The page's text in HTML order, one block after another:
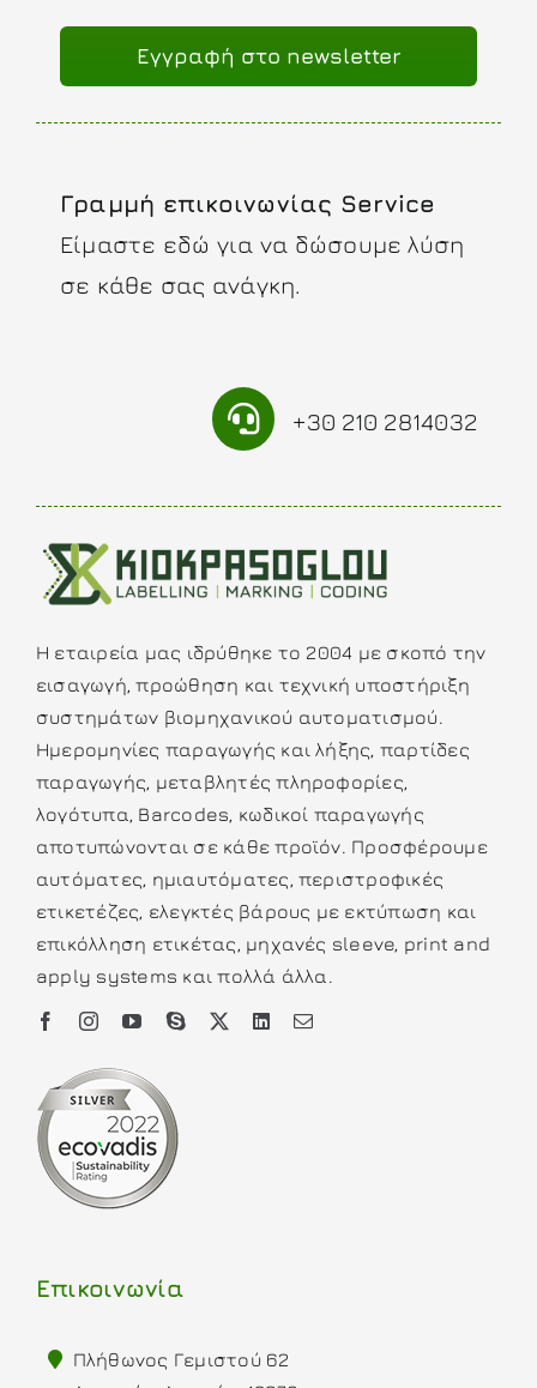
Eγγραφή στο newsletter
Γραμμή επικοινωνίας Service
Είμαστε εδώ για να δώσουμε λύση
σε κάθε σας ανάγκη.
+30 210 2814032
Η εταιρεία μας ιδρύθηκε το 2004 με σκοπό την
εισαγωγή, προώθηση και τεχνική υποστήριξη
συστημάτων βιομηχανικού αυτοματισμού.
Ημερομηνίες παραγωγής και λήξης, παρτίδες
παραγωγής, μεταβλητές πληροφορίες,
λογότυπα, Barcodes, κωδικοί παραγωγής
αποτυπώνονται σε κάθε προϊόν. Προσφέρουμε
αυτόματες, ημιαυτόματες, περιστροφικές
ετικετέζες, ελεγκτές βάρους με εκτύπωση και
επικόλληση ετικέτας, μηχανές sleeve, print and
apply systems και πολλά άλλα.
Επικοινωνία
Πλήθωνος Γεμιστού 62